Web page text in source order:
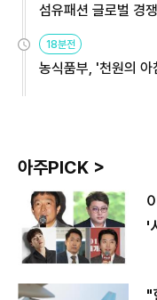
섬유패션 글로벌 경
원
18분전
농식품부, '천원의
아주PICK >
'
"